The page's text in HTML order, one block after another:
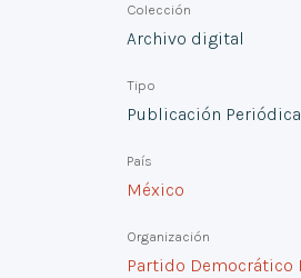
Colección
Archivo digital
Tipo
Publicación Periódica
País
México
Organización
Partido Democrático